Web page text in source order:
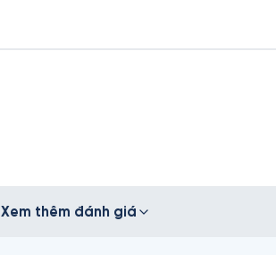
Xem thêm đánh giá